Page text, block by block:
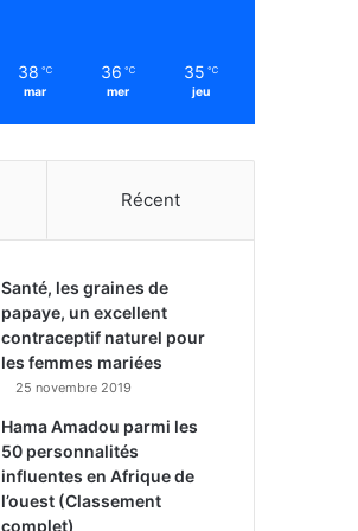
38 ℃
mar
36 ℃
mer
35 ℃
jeu
Récent
Santé, les graines de
papaye, un excellent
contraceptif naturel pour
les femmes mariées
25 novembre 2019
Hama Amadou parmi les
50 personnalités
influentes en Afrique de
l’ouest (Classement
complet)